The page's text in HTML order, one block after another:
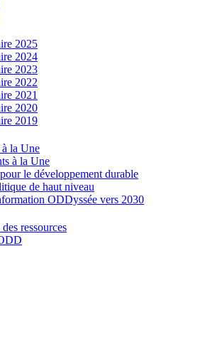
2025
2024
2023
2022
2021
2020
2019
la Une
à la Une
le développement durable
de haut niveau
ODDyssée vers 2030
ressources